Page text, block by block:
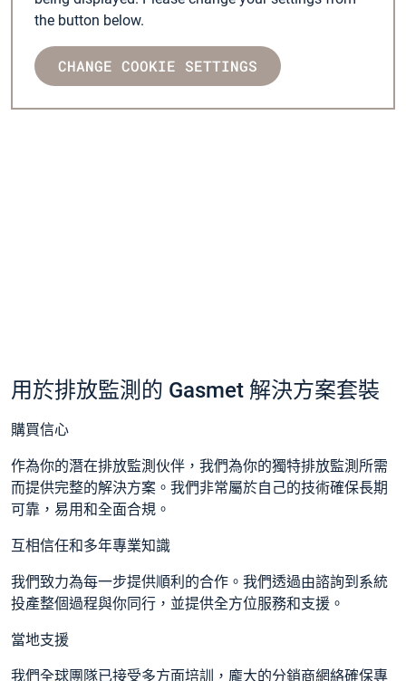
the button below.
CHANGE COOKIE SETTINGS
用於排放監測的 Gasmet 解決方案套裝
購買信心
作為你的潛在排放監測伙伴，我們為你的獨特排放監測所需
而提供完整的解決方案。我們非常屬於自己的技術確保長期
可靠，易用和全面合規。
互相信任和多年專業知識
我們致力為每一步提供順利的合作。我們透過由諮詢到系統
投產整個過程與你同行，並提供全方位服務和支援。
當地支援
我們全球團隊已接受多方面培訓，龐大的分銷商網絡確保專